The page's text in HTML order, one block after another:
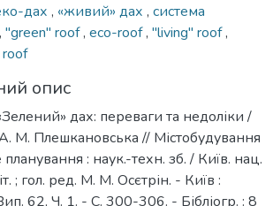
дах , «живий» дах , система
, "green" roof, eco-roof, "living" roof,
опис
дах: переваги та недоліки /
М. Плешкановська // Містобудування
планування : наук.-техн. зб. / Київ. нац.
; гол. ред. М. М. Осєтрін. - Київ :
62, Ч. 1. - С. 300-306. - Бібліогр. : 8